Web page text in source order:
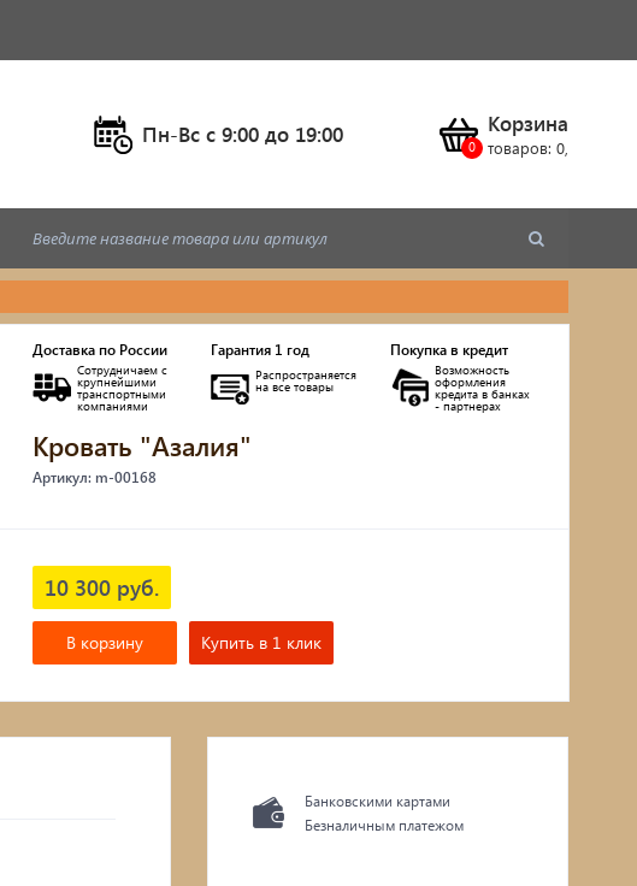
Пн-Вс c 9:00 до 19:00 Корзина
товаров: 0,
кровати
и диваны
Доставка по России
Сотрудничаем с
крупнейшими
транспортными
компаниями
Гарантия 1 год
Распространяется
на все товары
Покупка в кредит
Возможность
оформления
кредита в банках
- партнерах
Кровать "Азалия"
Артикул: m-00168
10 300 руб.
В корзину Купить в 1 клик
Банковскими картами
Безналичным платежом